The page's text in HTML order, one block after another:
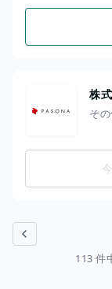
株
そ
前のページ
113 件